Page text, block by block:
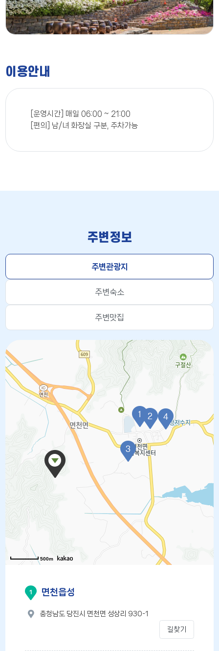
이용안내
[운영시간] 매일 06:00 ~ 21:00
[편의] 남/녀 화장실 구분, 주차가능
주변정보
주변관광지
주변숙소
주변맛집
1 면천읍성
충청남도 당진시 면천면 성상리 930-1
길찾기
500m